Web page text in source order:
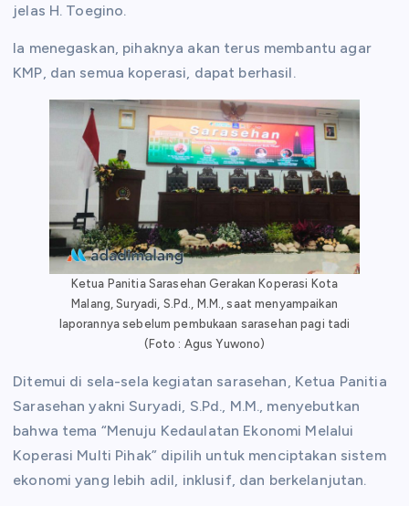
jelas H. Toegino.
Ia menegaskan, pihaknya akan terus membantu agar
KMP, dan semua koperasi, dapat berhasil.
Ketua Panitia Sarasehan Gerakan Koperasi Kota
Malang, Suryadi, S.Pd., M.M., saat menyampaikan
laporannya sebelum pembukaan sarasehan pagi tadi
(Foto : Agus Yuwono)
Ditemui di sela-sela kegiatan sarasehan, Ketua Panitia
Sarasehan yakni Suryadi, S.Pd., M.M., menyebutkan
bahwa tema “Menuju Kedaulatan Ekonomi Melalui
Koperasi Multi Pihak” dipilih untuk menciptakan sistem
ekonomi yang lebih adil, inklusif, dan berkelanjutan.